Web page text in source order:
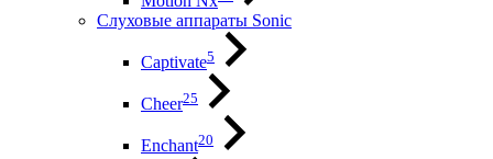
Слуховые аппараты Sonic
Captivate5
Cheer25
Enchant20